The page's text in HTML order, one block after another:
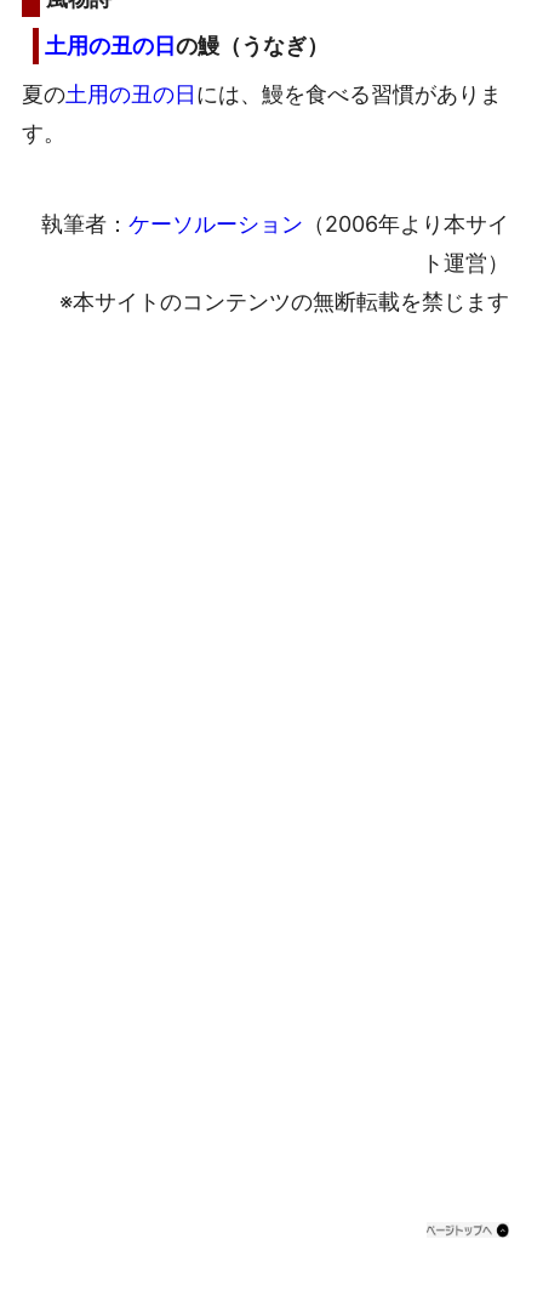
土用の丑の日の鰻（うなぎ）
夏の土用の丑の日には、鰻を食べる習慣がありま
す。
執筆者： ケーソルーション （2006年より本サイ
ト運営）
※本サイトのコンテンツの無断転載を禁じます